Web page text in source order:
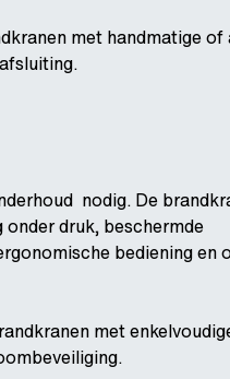
met handmatige
nodig. De
druk, beschermde
bediening en
met